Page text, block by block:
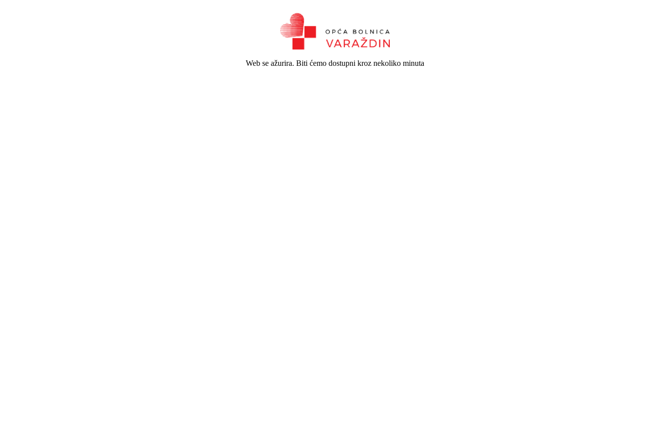
Web se ažurira. Biti ćemo dostupni kroz nekoliko minuta